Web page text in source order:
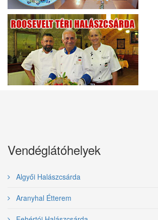
Vendéglátóhelyek
Algyői Halászcsárda
Aranyhal Étterem